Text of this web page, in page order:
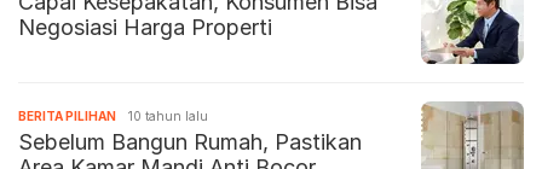
Negosiasi Harga Properti
BERITA PILIHAN 10 tahun lalu
Sebelum Bangun Rumah, Pastikan